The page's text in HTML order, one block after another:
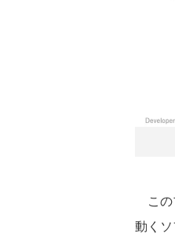
この
動く